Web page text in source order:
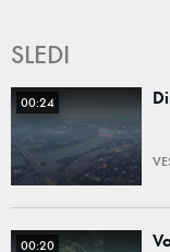
SLEDI
00:24
00:20